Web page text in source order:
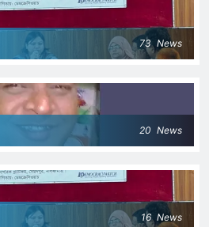
73 News
20 News
16 News